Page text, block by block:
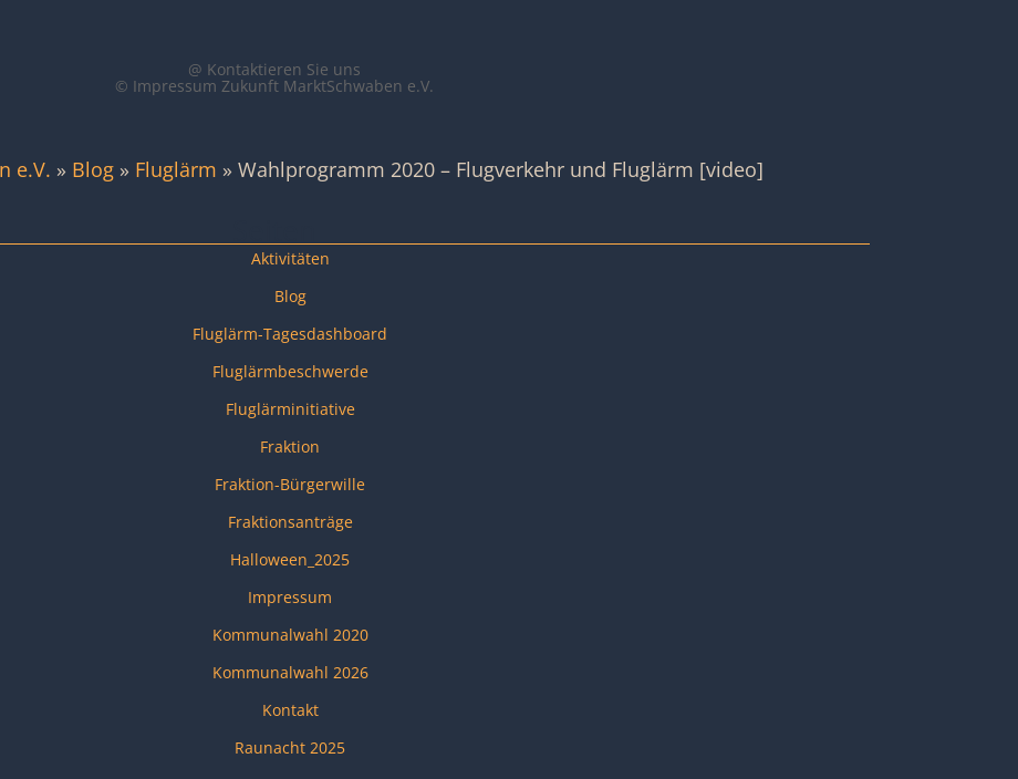
@ Kontaktieren Sie uns
© Impressum Zukunft MarktSchwaben e.V.
e.V. » Blog» Fluglärm » Wahlprogramm 2020 – Flugverkehr und Fluglärm [video]
Aktivitäten
Blog
Fluglärm-Tagesdashboard
Fluglärmbeschwerde
Fluglärminitiative
Fraktion
Fraktion-Bürgerwille
Fraktionsanträge
Halloween_2025
Impressum
Kommunalwahl 2020
Kommunalwahl 2026
Kontakt
Raunacht 2025